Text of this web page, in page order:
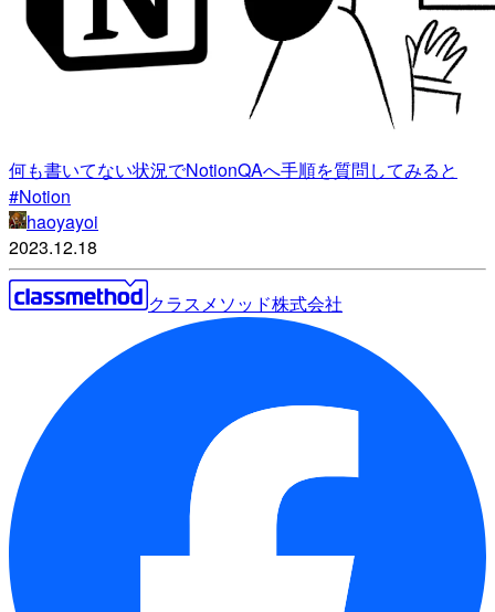
何も書いてない状況でNotionQAへ手順を質問してみると
#Notion
haoyayoi
2023.12.18
クラスメソッド株式会社